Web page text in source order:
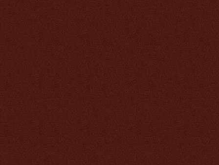
2 832 руб.
Кордицепс Тяньши
2 242 руб.
Хитозан Тяньши